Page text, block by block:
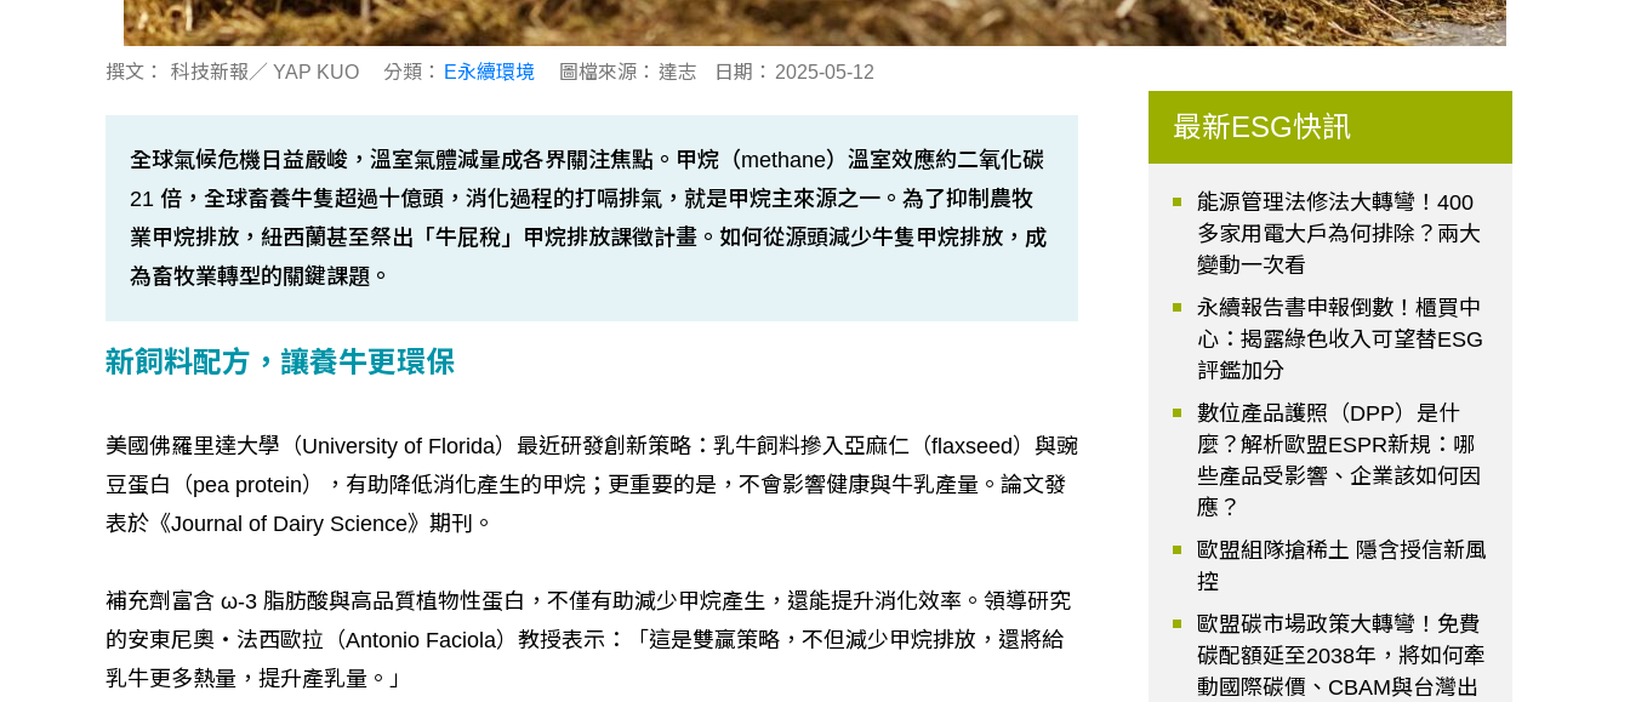
撰文： 科技新報／ YAP KUO 分類： E永續環境 圖檔來源： 達志 日期： 2025-05-12
全球氣候危機日益嚴峻，溫室氣體減量成各界關注焦點。甲烷（methane）溫室效應約二氧化碳
21 倍，全球畜養牛隻超過十億頭，消化過程的打嗝排氣，就是甲烷主來源之一。為了抑制農牧
業甲烷排放，紐西蘭甚至祭出「牛屁稅」甲烷排放課徵計畫。如何從源頭減少牛隻甲烷排放，成
為畜牧業轉型的關鍵課題。
新飼料配方，讓養牛更環保
美國佛羅里達大學（University of Florida）最近研發創新策略：乳牛飼料摻入亞麻仁（flaxseed）與豌
豆蛋白（pea protein），有助降低消化產生的甲烷；更重要的是，不會影響健康與牛乳產量。論文發
表於《Journal of Dairy Science》期刊。
補充劑富含 ω-3 脂肪酸與高品質植物性蛋白，不僅有助減少甲烷產生，還能提升消化效率。領導研究
的安東尼奧‧法西歐拉（Antonio Faciola）教授表示：「這是雙贏策略，不但減少甲烷排放，還將給
乳牛更多熱量，提升產乳量。」
最新ESG快訊
能源管理法修法大轉彎！400
多家用電大戶為何排除？兩大
變動一次看
永續報告書申報倒數！櫃買中
心：揭露綠色收入可望替ESG
評鑑加分
數位產品護照（DPP）是什
麼？解析歐盟ESPR新規：哪
些產品受影響、企業該如何因
應？
歐盟組隊搶稀土 隱含授信新風
控
歐盟碳市場政策大轉彎！免費
碳配額延至2038年，將如何牽
動國際碳價、CBAM與台灣出